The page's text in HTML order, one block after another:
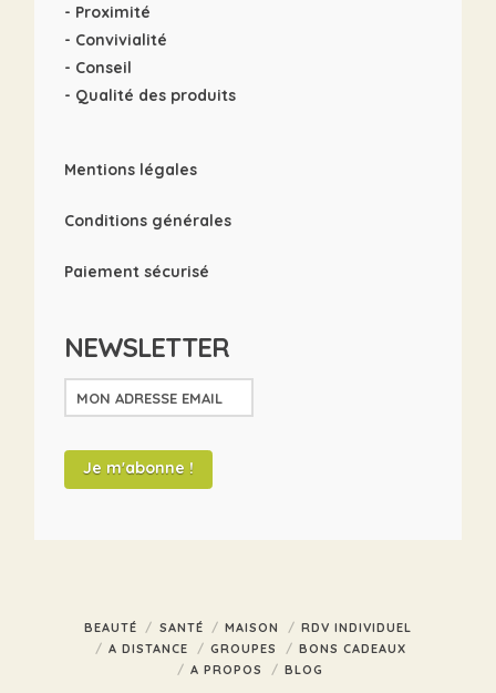
- Proximité
- Convivialité
- Conseil
- Qualité des produits
Mentions légales
Conditions générales
Paiement sécurisé
NEWSLETTER
BEAUTÉ SANTÉ MAISON
RDV INDIVIDUEL
A DISTANCE
GROUPES
BONS CADEAUX
A PROPOS
BLOG